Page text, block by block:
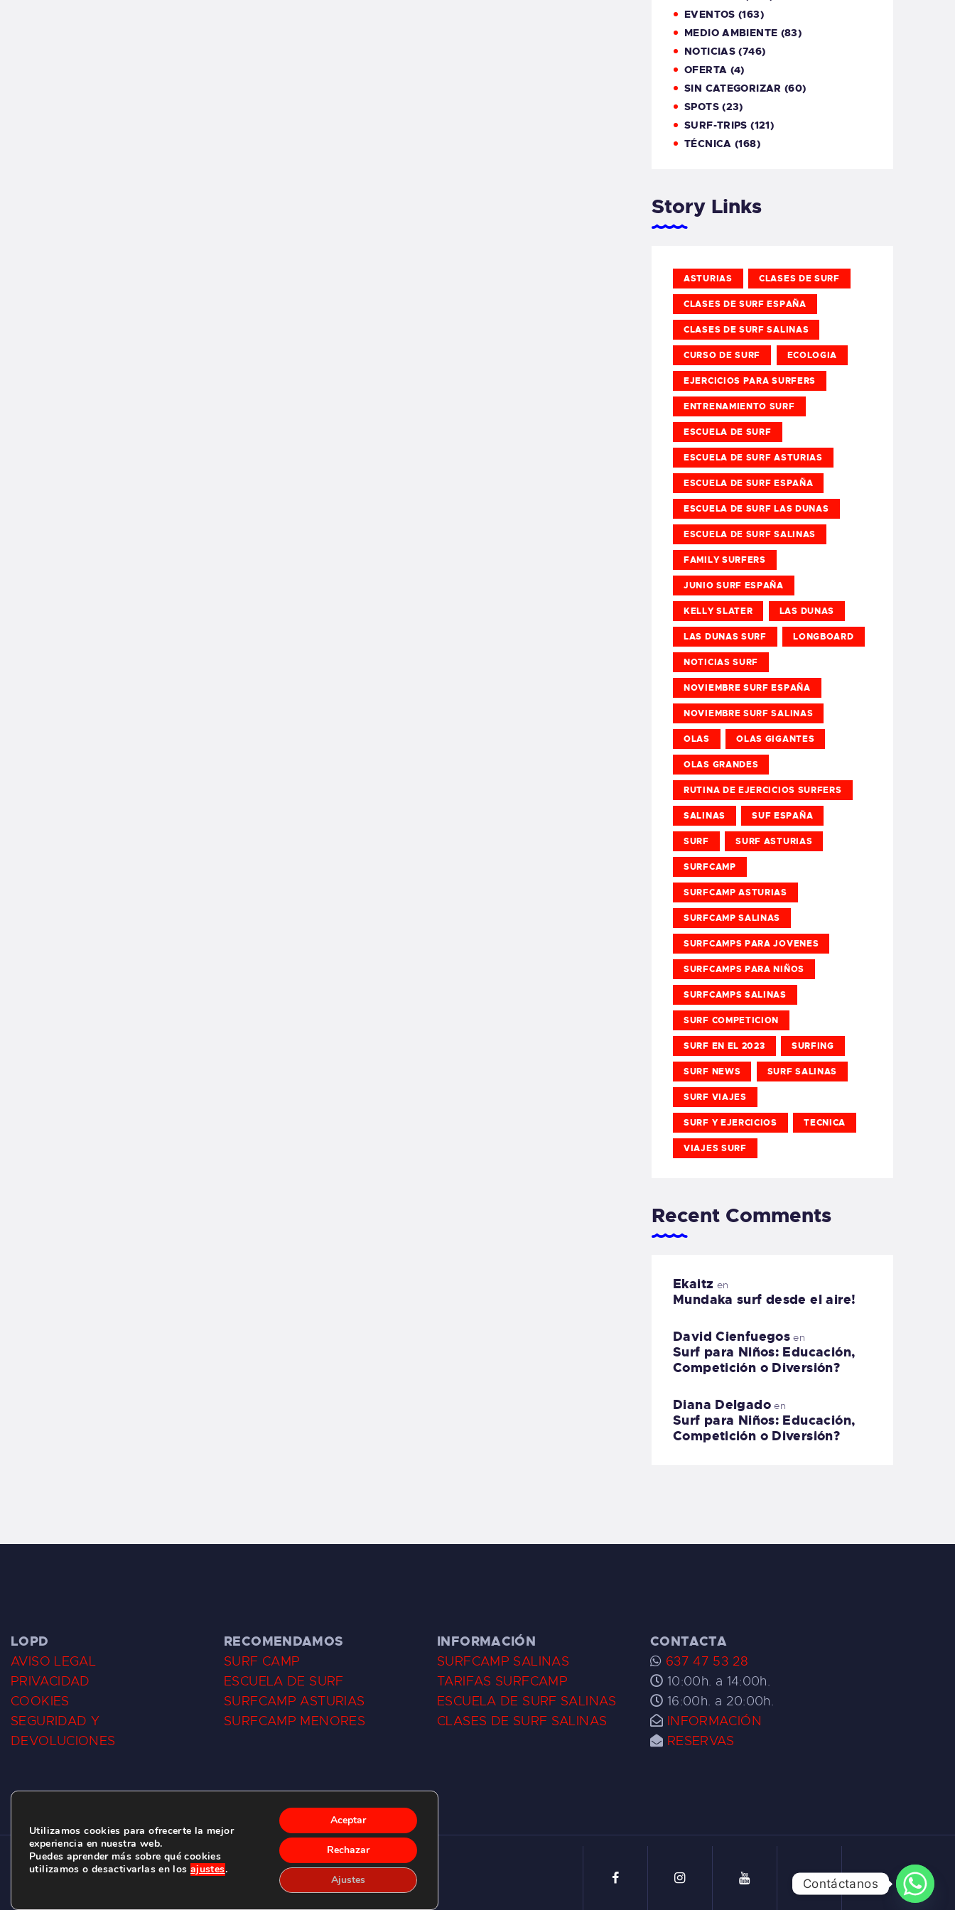
EVENTOS (163)
MEDIO AMBIENTE (83)
NOTICIAS (746)
OFERTA (4)
SIN CATEGORIZAR (60)
SPOTS(23)
SURF-TRIPS (121)
TÉCNICA (168)
Story Links
ASTURIAS CLASES DE SURF
CLASES DE SURF ESPAÑA
CLASES DE SURF SALINAS
CURSO DE SURF ECOLOGIA
EJERCICIOS PARA SURFERS
ENTRENAMIENTO SURF
ESCUELA DE SURF
ESCUELA DE SURF ASTURIAS
ESCUELA DE SURF ESPAÑA
ESCUELA DE SURF LAS DUNAS
ESCUELA DE SURF SALINAS
FAMILY SURFERS
JUNIO SURF ESPAÑA
KELLY SLATER LAS DUNAS
LAS DUNAS SURF LONGBOARD
NOTICIAS SURF
NOVIEMBRE SURF ESPAÑA
NOVIEMBRE SURF SALINAS
OLAS OLAS GIGANTES
OLAS GRANDES
RUTINA DE EJERCICIOS SURFERS
SALINAS SUF ESPAÑA
SURF SURF ASTURIAS
SURFCAMP
SURFCAMP ASTURIAS
SURFCAMP SALINAS
SURFCAMPS PARA JOVENES
SURFCAMPS PARA NIÑOS
SURFCAMPS SALINAS
SURF COMPETICION
SURF EN EL 2023 SURFING
SURF NEWS SURF SALINAS
SURF VIAJES
SURF Y EJERCICIOS TECNICA
VIAJES SURF
Recent Comments
Ekaitz en
Mundaka surf desde el aire!
David Cienfuegos en
Surf para Niños: Educación,
Competición o Diversión?
Diana Delgadoen
Surf para Niños: Educación,
Competición o Diversión?
LOPD
AVISO LEGAL
PRIVACIDAD
COOKIES
SEGURIDAD Y
DEVOLUCIONES
RECOMENDAMOS
SURF CAMP
ESCUELA DE SURF
SURFCAMP ASTURIAS
SURFCAMP MENORES
INFORMACIÓN
SURFCAMP SALINAS
TARIFAS SURFCAMP
ESCUELA DE SURF SALINAS
CLASES DE SURF SALINAS
CONTACTA
637 47 53 28
10:00h. a 14:00h.
16:00h. a 20:00h.
INFORMACIÓN
RESERVAS
CLUB DE SURF LAS DUNAS ©2026.
C/ BERNARDO ÁLVAREZ GALAN 1, SALINAS (ASTURIAS)
Utilizamos cookies para ofrecerte la mejor
experiencia en nuestra web.
Puedes aprender más sobre qué cookies
utilizamos o desactivarlas en los ajustes.
Aceptar
Rechazar
Ajustes Contáctanos